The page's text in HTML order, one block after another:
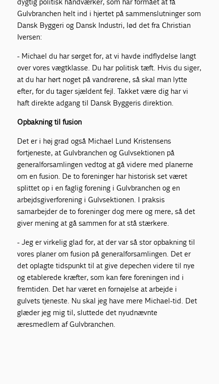
Gulvbranchen helt ind i hjertet på sammenslutninger som
Dansk Byggeri og Dansk Industri, lød det fra Christian
Iversen:
- Michael du har sørget for, at vi havde indflydelse langt
over vores vægtklasse. Du har politisk tæft. Hvis du siger,
at du har hørt noget på vandrørene, så skal man lytte
efter, for du tager sjældent fejl. Takket være dig har vi
haft direkte adgang til Dansk Byggeris direktion.
Opbakning til fusion
Det er i høj grad også Michael Lund Kristensens
fortjeneste, at Gulvbranchen og Gulvsektionen på
generalforsamlingen vedtog at gå videre med planerne
om en fusion. De to foreninger har historisk set været
splittet op i en faglig forening i Gulvbranchen og en
arbejdsgiverforening i Gulvsektionen. I praksis
samarbejder de to foreninger dog mere og mere, så det
giver mening at gå sammen for at stå stærkere.
- Jeg er virkelig glad for, at der var så stor opbakning til
vores planer om fusion på generalforsamlingen. Det er
det oplagte tidspunkt til at give depechen videre til nye
og etablerede kræfter, som kan føre foreningen ind i
fremtiden. Det har været en fornøjelse at arbejde i
gulvets tjeneste. Nu skal jeg have mere Michael-tid. Det
glæder jeg mig til, sluttede det nyudnævnte
æresmedlem af Gulvbranchen.